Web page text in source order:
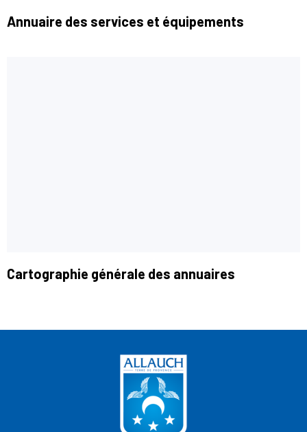
Annuaire des services et équipements
Cartographie générale des annuaires